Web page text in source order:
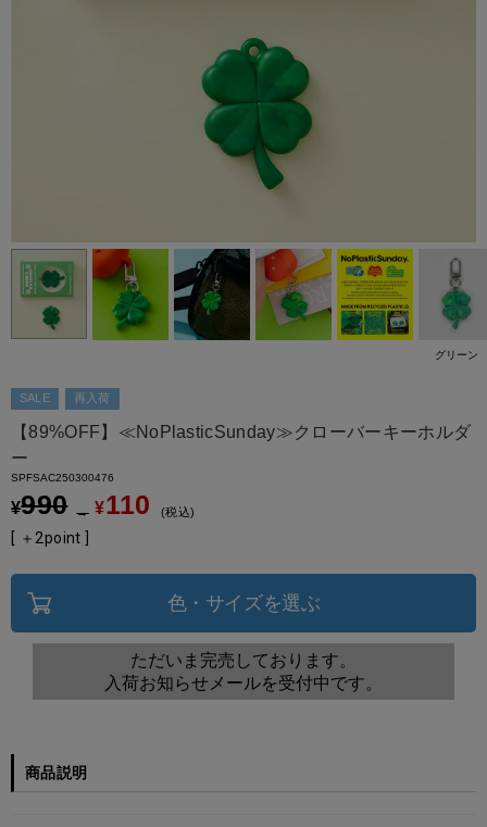
SALE 再入荷
【89%OFF】≪NoPlasticSunday≫クローバーキーホルダ
ー
SPFSAC250300476
¥990 → ¥110 税込
[ ＋ 2point ]
色・サイズを選ぶ
ただいま完売しております。
入荷お知らせメールを受付中です。
商品説明
グリーン